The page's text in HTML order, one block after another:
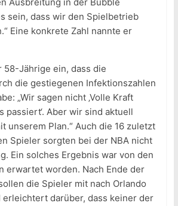
sein, dass wir den Spielbetrieb
Eine konkrete Zahl nannte er
58-Jährige ein, dass die
die gestiegenen Infektionszahlen
„Wir sagen nicht ‚Volle Kraft
passiert‘. Aber wir sind aktuell
unserem Plan.“ Auch die 16 zuletzt
Spieler sorgten bei der NBA nicht
Ein solches Ergebnis war von den
erwartet worden. Nach Ende der
die Spieler mit nach Orlando
erleichtert darüber, dass keiner der